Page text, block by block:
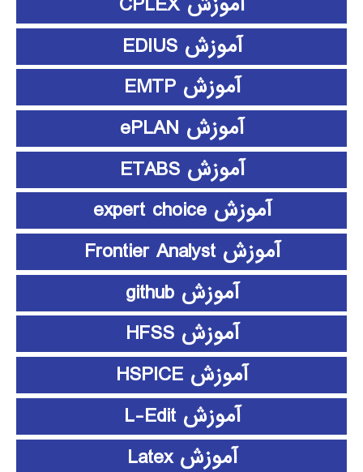
آموزش EDIUS
آموزش EMTP
آموزش ePLAN
آموزش ETABS
آموزش expert choice
آموزش Frontier Analyst
آموزش github
آموزش HFSS
آموزش HSPICE
آموزش L-Edit
آموزش Latex